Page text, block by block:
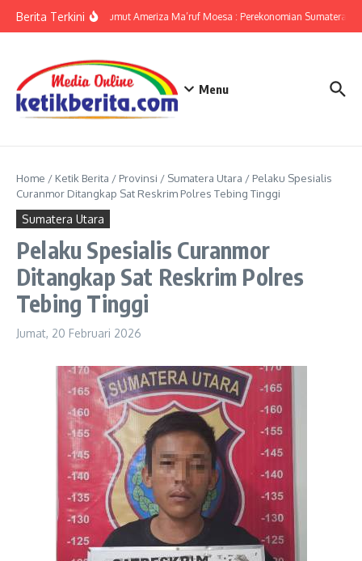
Berita TerkiniKPwBI Sumut Ameriza Ma’ruf Moesa : Perekonomian Sumatera
Menu
Home / Ketik Berita / Provinsi / Sumatera Utara / Pelaku Spesialis
Curanmor Ditangkap Sat Reskrim Polres Tebing Tinggi
Sumatera Utara
Pelaku Spesialis Curanmor
Ditangkap Sat Reskrim Polres
Tebing Tinggi
Jumat, 20 Februari 2026